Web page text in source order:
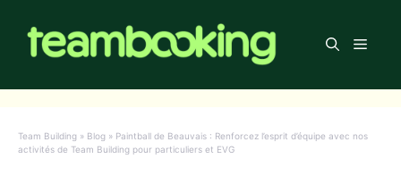
contenu
Menu
Team Building » Blog » Paintball de Beauvais : Renforcez l’esprit d’équipe avec nos
activités de Team Building pour particuliers et EVG